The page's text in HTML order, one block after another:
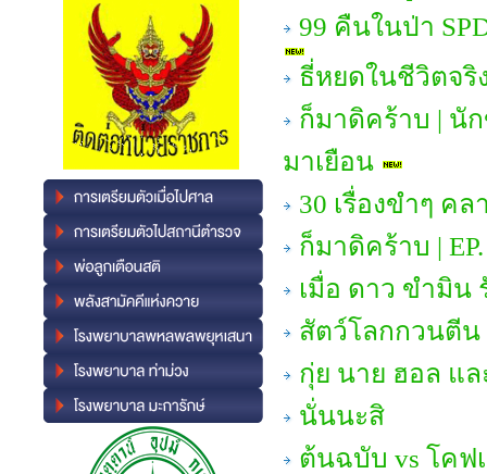
99 คืนในป่า
ธี่หยดในชีวิตจริ
ก็มาดิคร้าบ | นั
มาเยือน
30 เรื่องขำๆ ค
ก็มาดิคร้าบ |
เมื่อ ดาว ขำมิน
สัตว์โลกกวนตีน
กุ่ย นาย ฮอล แ
นั่นนะสิ
ต้นฉบับ vs โคฟ